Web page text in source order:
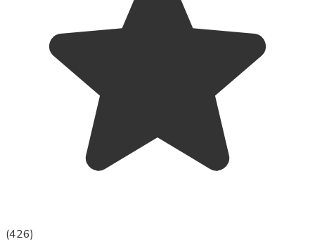
(426)